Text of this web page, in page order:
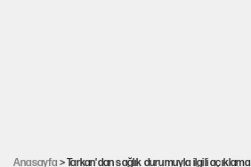
Anasayfa > Tarkan'dan sağlık durumuyla ilgili açıklama